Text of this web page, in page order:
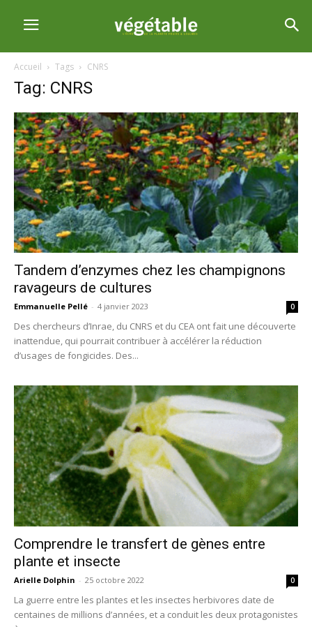
Accueil Tags CNRS
Tag: CNRS
Tandem d’enzymes chez les champignons
ravageurs de cultures
Emmanuelle Pellé - 4 janvier 2023 0
Des chercheurs d’Inrae, du CNRS et du CEA ont fait une découverte
inattendue, qui pourrait contribuer à accélérer la réduction
d’usages de fongicides. Des...
Comprendre le transfert de gènes entre
plante et insecte
Arielle Dolphin - 25 octobre 2022 0
La guerre entre les plantes et les insectes herbivores date de
centaines de millions d’années, et a conduit les deux protagonistes